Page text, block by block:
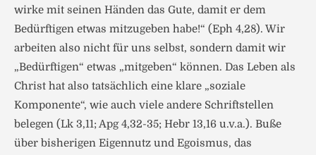
wirke mit seinen Händen das Gute, damit er dem
Bedürftigen etwas mitzugeben habe!“ (Eph 4,28). Wir
arbeiten also nicht für uns selbst, sondern damit wir
„Bedürftigen“ etwas „mitgeben“ können. Das Leben als
Christ hat also tatsächlich eine klare „soziale
Komponente“, wie auch viele andere Schriftstellen
belegen (Lk 3,11; Apg 4,32-35; Hebr 13,16 u.v.a.). Buße
über bisherigen Eigennutz und Egoismus, das